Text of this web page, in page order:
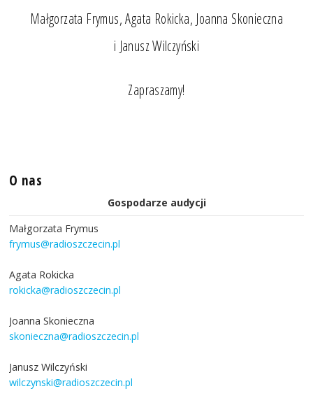
Małgorzata Frymus, Agata Rokicka, Joanna Skonieczna
i Janusz Wilczyński
Zapraszamy!
O nas
Gospodarze audycji
Małgorzata Frymus
frymus@radioszczecin.pl
Agata Rokicka
rokicka@radioszczecin.pl
Joanna Skonieczna
skonieczna@radioszczecin.pl
Janusz Wilczyński
wilczynski@radioszczecin.pl